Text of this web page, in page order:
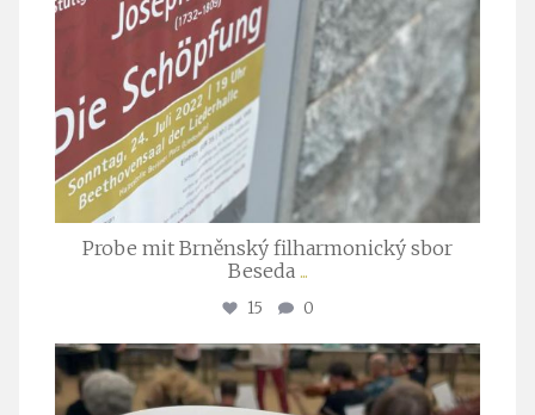
Probe mit Brněnský filharmonický sbor
Beseda ...
15 0
stuttgarter_oratorienchor
Juli 23